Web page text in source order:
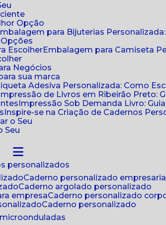
Opção
Embalagem para Bijuterias
Escolher
Embalagem para Camiseta
Negócios
sua marca
Adesiva Personalizada: Como
Impressão de Livros em Ribeirão Preto:
Impressão Sob Demanda Livro:
Inspire-se na Criação de Cadernos
o Seu
Seu
personalizados
caderno personalizado
caderno argolado personalizado
empresa
caderno personalizado
caderno personalizado
microonduladas